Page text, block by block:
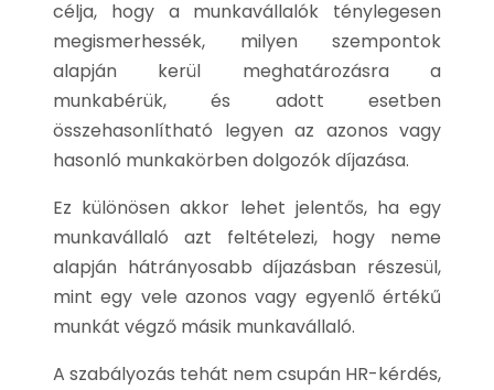
célja, hogy a munkavállalók ténylegesen
megismerhessék, milyen szempontok
alapján kerül meghatározásra a
munkabérük, és adott esetben
összehasonlítható legyen az azonos vagy
hasonló munkakörben dolgozók díjazása.
Ez különösen akkor lehet jelentős, ha egy
munkavállaló azt feltételezi, hogy neme
alapján hátrányosabb díjazásban részesül,
mint egy vele azonos vagy egyenlő értékű
munkát végző másik munkavállaló.
A szabályozás tehát nem csupán HR-kérdés,